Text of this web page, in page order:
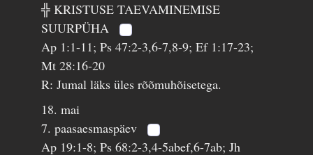
╬ KRISTUSE TAEVAMINEMISE
SUURPÜHA
Ap 1:1-11; Ps 47:2-3,6-7,8-9; Ef 1:17-23;
Mt 28:16-20
R: Jumal läks üles rõõmuhõisetega.
18. mai
7. paasaesmaspäev
Ap 19:1-8; Ps 68:2-3,4-5abef,6-7ab; Jh